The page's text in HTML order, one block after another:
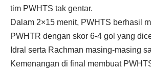
tim PWHTS tak gentar.
Dalam 2×15 menit, PWHTS berhasil
PWHTR dengan skor 6-4 gol yang
Idral serta Rachman masing-masing
Kemenangan di final membuat